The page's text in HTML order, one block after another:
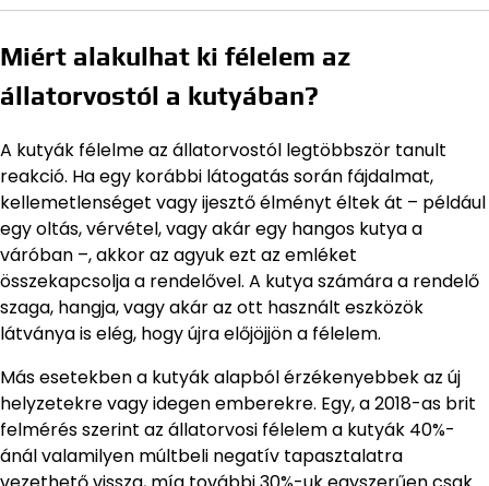
Miért alakulhat ki félelem az
állatorvostól a kutyában?
A kutyák félelme az állatorvostól legtöbbször tanult
reakció. Ha egy korábbi látogatás során fájdalmat,
kellemetlenséget vagy ijesztő élményt éltek át – például
egy oltás, vérvétel, vagy akár egy hangos kutya a
váróban –, akkor az agyuk ezt az emléket
összekapcsolja a rendelővel. A kutya számára a rendelő
szaga, hangja, vagy akár az ott használt eszközök
látványa is elég, hogy újra előjöjjön a félelem.
Más esetekben a kutyák alapból érzékenyebbek az új
helyzetekre vagy idegen emberekre. Egy, a 2018-as brit
felmérés szerint az állatorvosi félelem a kutyák 40%-
ánál valamilyen múltbeli negatív tapasztalatra